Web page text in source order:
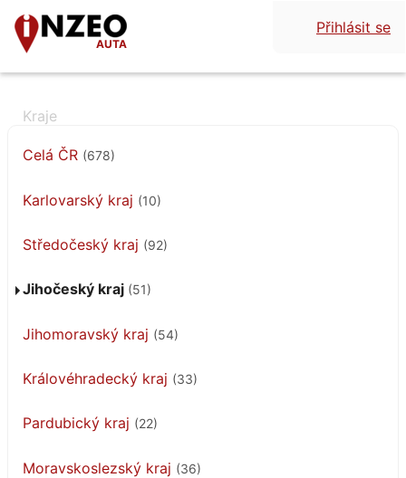
AUTA
Přihlásit se
Celá ČR (678)
Karlovarský kraj (10)
Středočeský kraj (92)
Jihočeský kraj (51)
Jihomoravský kraj (54)
Královéhradecký kraj (33)
Pardubický kraj (22)
Moravskoslezský kraj (36)